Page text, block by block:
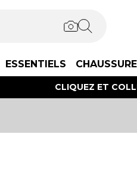
ESSENTIELS
CLIQUEZ ET